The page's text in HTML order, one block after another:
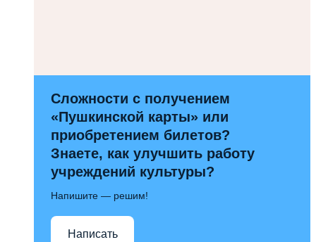
Сложности с получением
«Пушкинской карты» или
приобретением билетов?
Знаете, как улучшить работу
учреждений культуры?
Напишите — решим!
Написать